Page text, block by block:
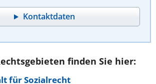
Kontaktdaten
finden Sie hier:
für Sozialrecht